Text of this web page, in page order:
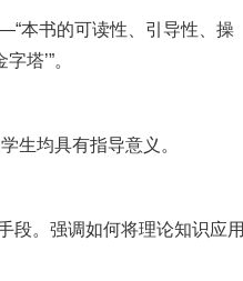
本书的可读性、引导性、操
塔’”。
生均具有指导意义。
段。强调如何将理论知识应用